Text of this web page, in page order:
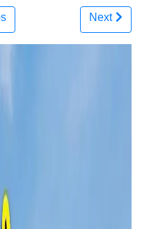
Next